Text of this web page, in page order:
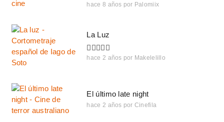
hace 8 años por Palomiix
La Luz
hace 2 años por Makelelillo
El último late night
hace 2 años por Cinefila